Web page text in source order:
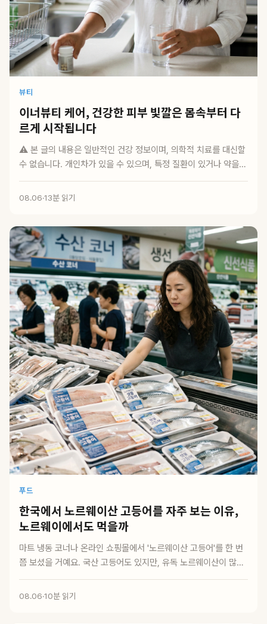
뷰티
이너뷰티 케어, 건강한 피부 빛깔은 몸속부터 다
르게 시작됩니다
⚠️ 본 글의 내용은 일반적인 건강 정보이며, 의학적 치료를 대신할
수 없습니다. 개인차가 있을 수 있으며, 특정 질환이 있거나 약을
복용 중인...
08.06·13분 읽기
푸드
한국에서 노르웨이산 고등어를 자주 보는 이유,
노르웨이에서도 먹을까
마트 냉동 코너나 온라인 쇼핑몰에서 '노르웨이산 고등어'를 한 번
쯤 보셨을 거예요. 국산 고등어도 있지만, 유독 노르웨이산이 많이
보이는 건 우...
08.06·10분 읽기